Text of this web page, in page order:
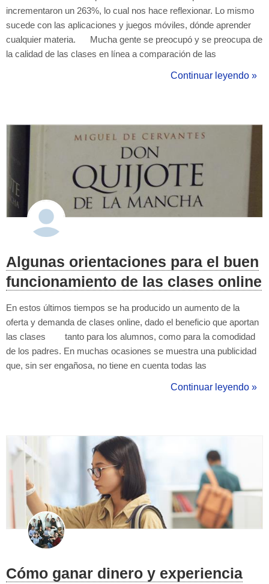
incrementaron un 263%, lo cual nos hace reflexionar. Lo mismo
sucede con las aplicaciones y juegos móviles, dónde aprender
cualquier materia. Mucha gente se preocupó y se preocupa de
la calidad de las clases en línea a comparación de las
Continuar leyendo »
Algunas orientaciones para el buen
funcionamiento de las clases online
En estos últimos tiempos se ha producido un aumento de la
oferta y demanda de clases online, dado el beneficio que aportan
las clases tanto para los alumnos, como para la comodidad
de los padres. En muchas ocasiones se muestra una publicidad
que, sin ser engañosa, no tiene en cuenta todas las
Normalmente se habla de la comodidad, de conseguir ingresos ...
Continuar leyendo »
Cómo ganar dinero y experiencia